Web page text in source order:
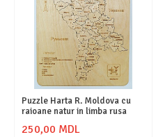
Puzzle Harta R. Moldova cu
raioane natur in limba rusa
250,00 MDL